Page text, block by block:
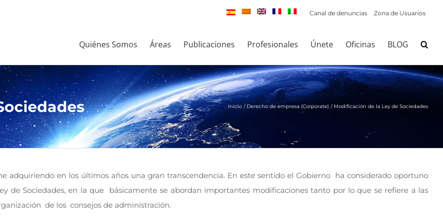
Canal de denuncias Zona de Usuarios
Quiénes Somos Áreas Publicaciones Profesionales Únete Oficinas BLOG
Inicio Derecho de empresa (Corporate) Modificación de la Ley de Sociedades
adquiriendo en los últimos años una gran transcendencia. En este sentido el Gobierno ha considerado oportuno
de Sociedades, en la que básicamente se abordan importantes modificaciones tanto por lo que se refiere a las
de los consejos de administración.